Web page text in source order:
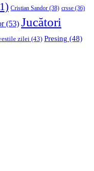
Cristian Sandor (38) crsse (36)
(53) Jucători
zilei(43) Presing (48)